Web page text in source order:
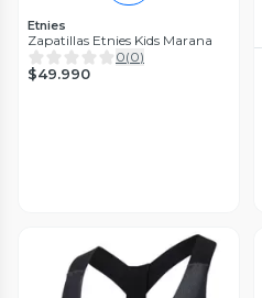
Etnies
Zapatillas Etnies Kids Marana
0(0)
$49.990